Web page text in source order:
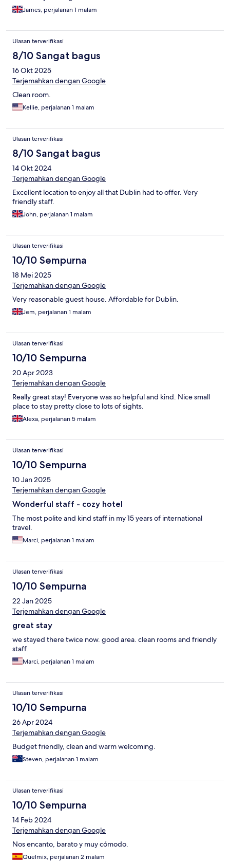
James, perjalanan 1 malam
Ulasan terverifikasi
8/10 Sangat bagus
16 Okt 2025
Terjemahkan dengan Google
Clean room.
Kellie, perjalanan 1 malam
Ulasan terverifikasi
8/10 Sangat bagus
14 Okt 2024
Terjemahkan dengan Google
Excellent location to enjoy all that Dublin had to offer. Very
friendly staff.
John, perjalanan 1 malam
Ulasan terverifikasi
10/10 Sempurna
18 Mei 2025
Terjemahkan dengan Google
Very reasonable guest house. Affordable for Dublin.
Jem, perjalanan 1 malam
Ulasan terverifikasi
10/10 Sempurna
20 Apr 2023
Terjemahkan dengan Google
Really great stay! Everyone was so helpful and kind. Nice small
place to stay pretty close to lots of sights.
Alexa, perjalanan 5 malam
Ulasan terverifikasi
10/10 Sempurna
10 Jan 2025
Terjemahkan dengan Google
Wonderful staff - cozy hotel
The most polite and kind staff in my 15 years of international
travel.
Marci, perjalanan 1 malam
Ulasan terverifikasi
10/10 Sempurna
22 Jan 2025
Terjemahkan dengan Google
great stay
we stayed there twice now. good area. clean rooms and friendly
staff.
Marci, perjalanan 1 malam
Ulasan terverifikasi
10/10 Sempurna
26 Apr 2024
Terjemahkan dengan Google
Budget friendly, clean and warm welcoming.
Steven, perjalanan 1 malam
Ulasan terverifikasi
10/10 Sempurna
14 Feb 2024
Terjemahkan dengan Google
Nos encanto, barato y muy cómodo.
Quelmix, perjalanan 2 malam